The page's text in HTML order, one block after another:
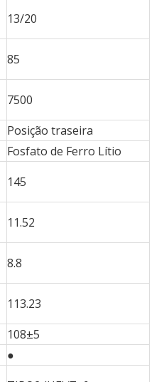
13/20
85
7500
Posição traseira
Fosfato de Ferro Lítio
145
11.52
8.8
113.23
108±5
●